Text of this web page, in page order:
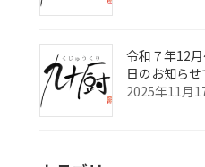
令和７年12
日のお知らせ
2025年11月